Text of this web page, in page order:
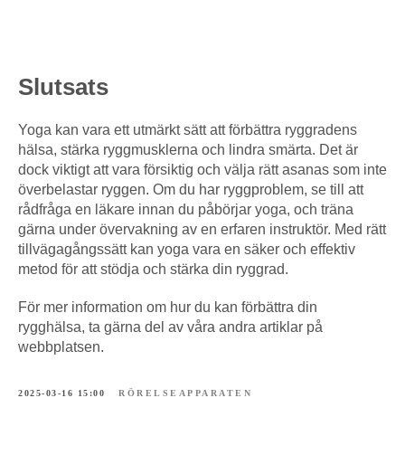
Slutsats
Yoga kan vara ett utmärkt sätt att förbättra ryggradens
hälsa, stärka ryggmusklerna och lindra smärta. Det är
dock viktigt att vara försiktig och välja rätt asanas som inte
överbelastar ryggen. Om du har ryggproblem, se till att
rådfråga en läkare innan du påbörjar yoga, och träna
gärna under övervakning av en erfaren instruktör. Med rätt
tillvägagångssätt kan yoga vara en säker och effektiv
metod för att stödja och stärka din ryggrad.
För mer information om hur du kan förbättra din
rygghälsa, ta gärna del av våra andra artiklar på
webbplatsen.
2025-03-16 15:00 RÖRELSEAPPARATEN